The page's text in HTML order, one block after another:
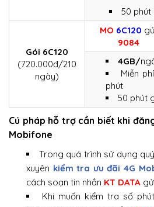
50
Gói 6C120
(720.000đ/210
ngày)
MO 6C120
9084
4GB/
Miễn
phút
50 phút
Cú pháp hỗ trợ cần biết khi
Mobifone
Trong quá trình sử dụng
xuyên kiểm tra ưu đãi 4G
cách soạn tin nhắn KT DATA
Khi muốn kiểm tra số